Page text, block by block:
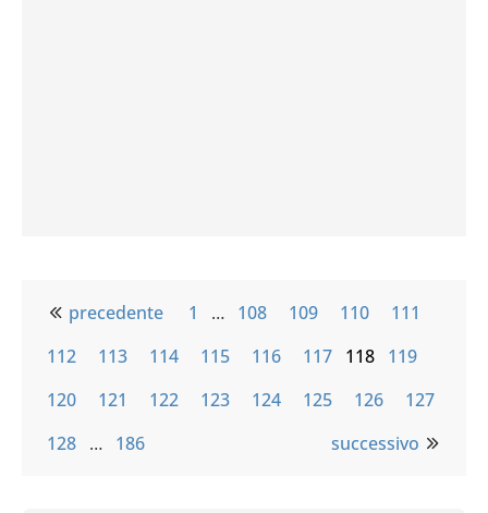
precedente 1 … 108 109 110
111
112
113 114 115 116 117 118 119
120
121 122 123 124 125 126
127
128 … 186 successivo